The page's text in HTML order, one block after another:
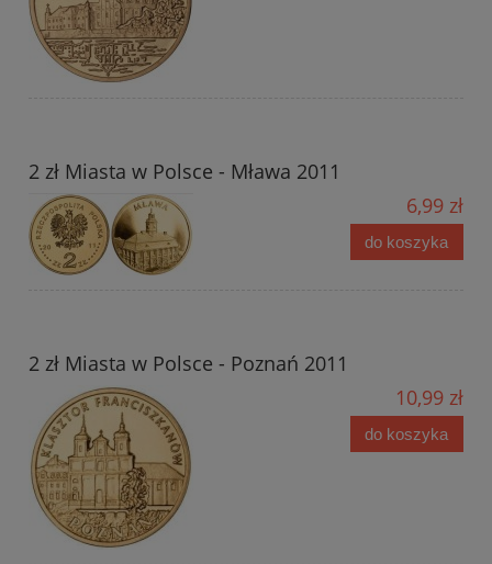
2 zł Miasta w Polsce - Mława 2011
6,99 zł
do koszyka
2 zł Miasta w Polsce - Poznań 2011
10,99 zł
do koszyka